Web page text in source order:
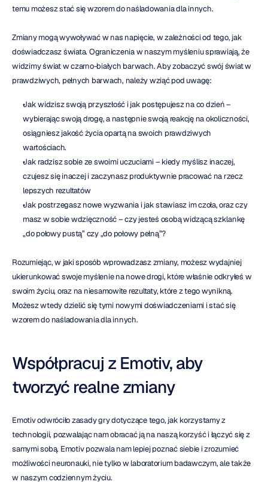
temu możesz stać się wzorem do naśladowania dla innych.
Zmiany mogą wywoływać w nas napięcie, w zależności od tego, jak
doświadczasz świata. Ograniczenia w naszym myśleniu sprawiają, że
widzimy świat w czarno-białych barwach. Aby zobaczyć swój świat w
prawdziwych, pełnych barwach, należy wziąć pod uwagę:
Jak widzisz swoją przyszłość i jak postępujesz na co dzień –
wybierając swoją drogę, a następnie swoją reakcję na okoliczności,
osiągniesz jakość życia opartą na swoich prawdziwych
wartościach.
Jak radzisz sobie ze swoimi uczuciami – kiedy myślisz inaczej,
czujesz się inaczej i zaczynasz produktywnie pracować na rzecz
lepszych rezultatów
Jak postrzegasz nowe wyzwania i jak stawiasz im czoła, oraz czy
masz w sobie wdzięczność – czy jesteś osobą widzącą szklankę
„do połowy pustą” czy „do połowy pełną”?
Rozumiejąc, w jaki sposób wprowadzasz zmiany, możesz wydajniej
ukierunkować swoje myślenie na nowe drogi, które właśnie odkryłeś w
swoim życiu, oraz na niesamowite rezultaty, które z tego wynikną.
Możesz wtedy dzielić się tymi nowymi doświadczeniami i stać się
wzorem do naśladowania dla innych.
Współpracuj z Emotiv, aby
tworzyć realne zmiany
Emotiv odwróciło zasady gry dotyczące tego, jak korzystamy z
technologii, pozwalając nam obracać ją na naszą korzyść i łączyć się z
samymi sobą. Emotiv pozwala nam lepiej poznać siebie i zrozumieć
możliwości neuronauki, nie tylko w laboratorium badawczym, ale także
w naszym codziennym życiu.